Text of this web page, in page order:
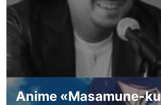
Anime «Masamune-